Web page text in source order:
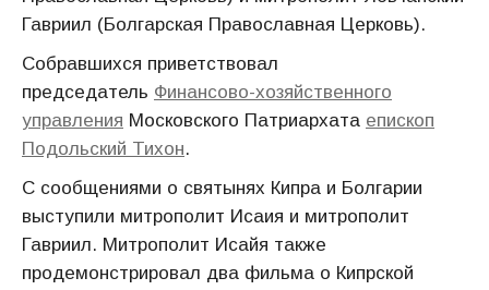
Гавриил (Болгарская Православная Церковь).
Собравшихся приветствовал
председатель Финансово-хозяйственного
управления Московского Патриархата епископ
Подольский Тихон.
С сообщениями о святынях Кипра и Болгарии
выступили митрополит Исаия и митрополит
Гавриил. Митрополит Исайя также
продемонстрировал два фильма о Кипрской